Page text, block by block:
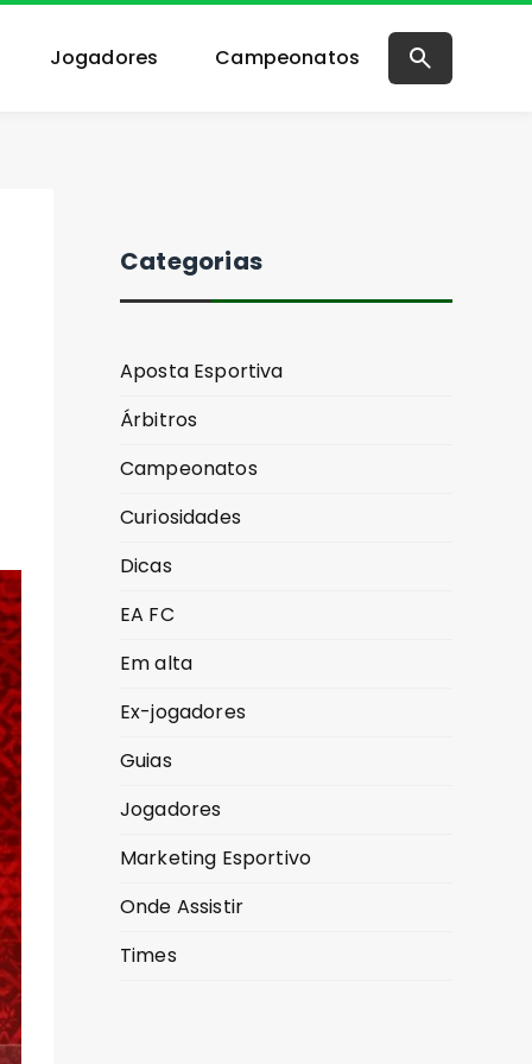
Jogadores Campeonatos
Categorias
Aposta Esportiva
Árbitros
Campeonatos
Curiosidades
Dicas
EA FC
Em alta
Ex-jogadores
Guias
Jogadores
Marketing Esportivo
Onde Assistir
Times